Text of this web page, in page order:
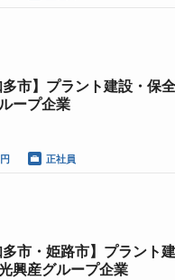
市】プラント建設・保
ープ企業
正社員
市・姫路市】プラント
興産グループ企業